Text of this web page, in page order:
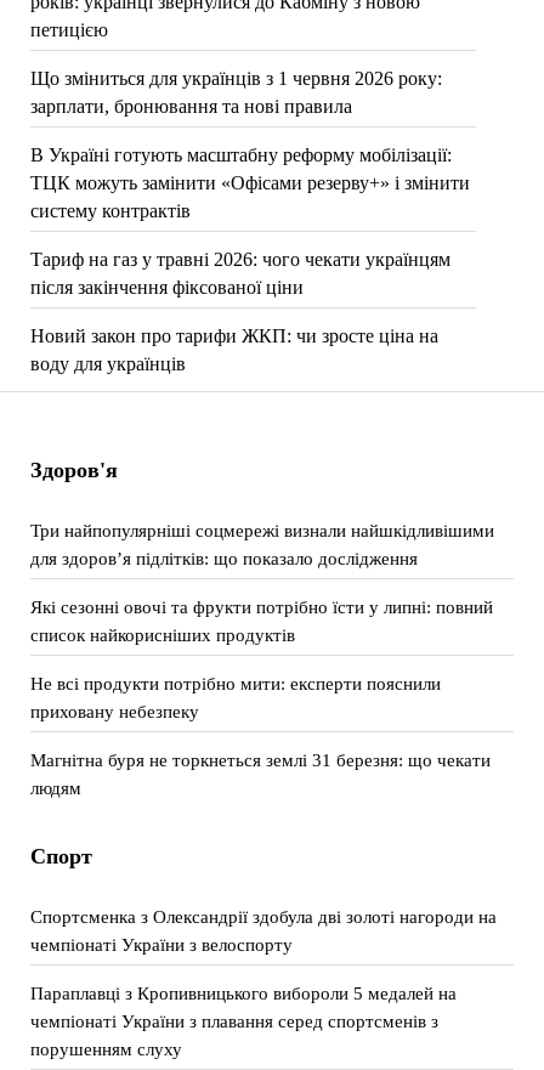
петицією
Що зміниться для українців з 1 червня 2026 року:
зарплати, бронювання та нові правила
В Україні готують масштабну реформу мобілізації:
ТЦК можуть замінити «Офісами резерву+» і змінити
систему контрактів
Тариф на газ у травні 2026: чого чекати українцям
після закінчення фіксованої ціни
Новий закон про тарифи ЖКП: чи зросте ціна на
воду для українців
Здоров'я
Три найпопулярніші соцмережі визнали найшкідливішими
для здоров’я підлітків: що показало дослідження
Які сезонні овочі та фрукти потрібно їсти у липні: повний
список найкорисніших продуктів
Не всі продукти потрібно мити: експерти пояснили
приховану небезпеку
Магнітна буря не торкнеться землі 31 березня: що чекати
людям
Спорт
Спортсменка з Олександрії здобула дві золоті нагороди на
чемпіонаті України з велоспорту
Параплавці з Кропивницького вибороли 5 медалей на
чемпіонаті України з плавання серед спортсменів з
порушенням слуху